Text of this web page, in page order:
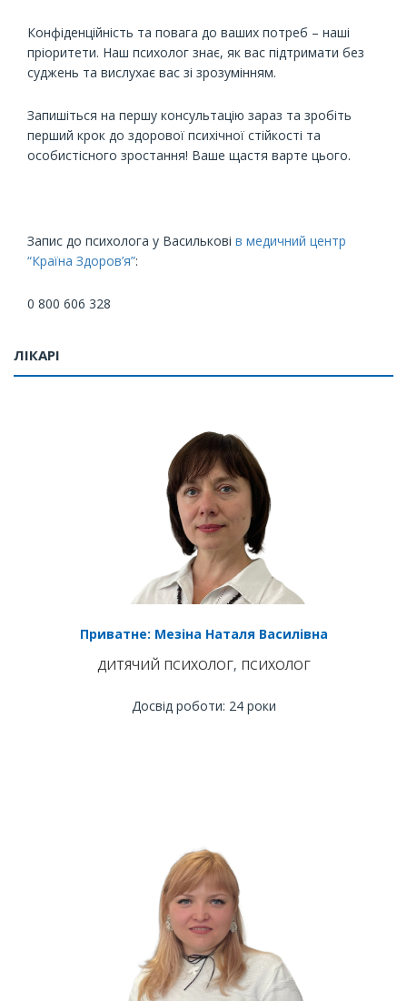
Конфіденційність та повага до ваших потреб – наші
пріоритети. Наш психолог знає, як вас підтримати без
суджень та вислухає вас зі зрозумінням.
Запишіться на першу консультацію зараз та зробіть
перший крок до здорової психічної стійкості та
особистісного зростання! Ваше щастя варте цього.
Запис до психолога у Василькові в медичний центр
“Країна Здоров’я”:
0 800 606 328
ЛІКАРІ
Приватне: Мезіна Наталя Василівна
ДИТЯЧИЙ ПСИХОЛОГ, ПСИХОЛОГ
Досвід роботи: 24 роки